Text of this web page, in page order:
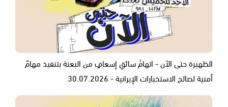
الظهيرة حتى الآن - اتهامُ سائقِ إسعافٍ من البعنة بتنفيذ مهامّ
أمنية لصالح الاستخبارات الإيرانية - 30.07.2026